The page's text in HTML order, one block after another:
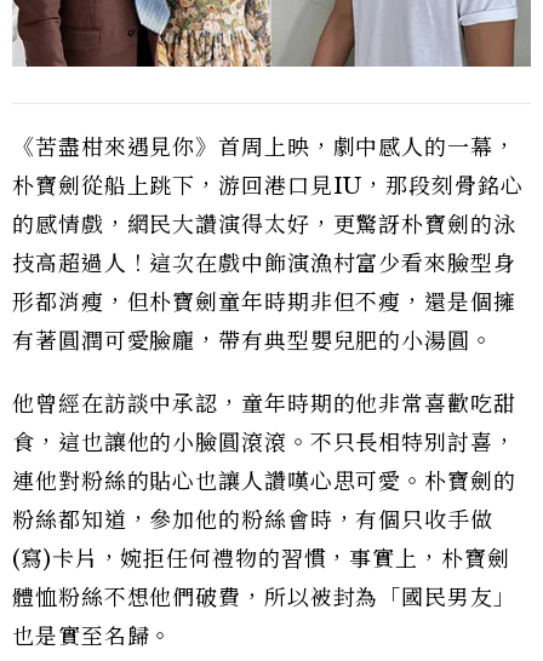
《苦盡柑來遇見你》首周上映，劇中感人的一幕，
朴寶劍從船上跳下，游回港口見IU，那段刻骨銘心
的感情戲，網民大讚演得太好，更驚訝朴寶劍的泳
技高超過人！這次在戲中飾演漁村富少看來臉型身
形都消瘦，但朴寶劍童年時期非但不瘦，還是個擁
有著圓潤可愛臉龐，帶有典型嬰兒肥的小湯圓。
他曾經在訪談中承認，童年時期的他非常喜歡吃甜
食，這也讓他的小臉圓滾滾。不只長相特別討喜，
連他對粉絲的貼心也讓人讚嘆心思可愛。朴寶劍的
粉絲都知道，參加他的粉絲會時，有個只收手做
(寫)卡片，婉拒任何禮物的習慣，事實上，朴寶劍
體恤粉絲不想他們破費，所以被封為「國民男友」
也是實至名歸。